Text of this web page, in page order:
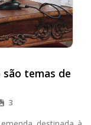
são temas de
3